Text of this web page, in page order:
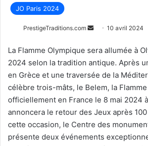
JO Paris 2024
PrestigeTraditions.com
Envoyer
courriel
10 avril 2024
La Flamme Olympique sera allumée à
2024 selon la tradition antique. Après
en Grèce et une traversée de la
célèbre trois-mâts, le Belem, la
officiellement en France le 8 mai 2024
annoncera le retour des Jeux après 100
cette occasion, le Centre des
présente deux événements